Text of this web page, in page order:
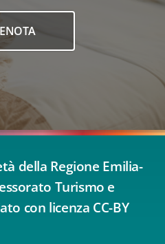
della Regione Emilia-
Turismo e
con licenza CC-BY